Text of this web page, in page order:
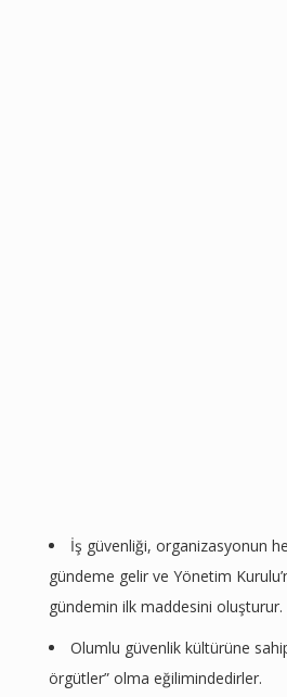
İş güvenliği, organizasyonun
gündeme gelir ve Yönetim
gündemin ilk maddesini oluşturur.
Olumlu güvenlik kültürüne
örgütler” olma eğilimindedirler.